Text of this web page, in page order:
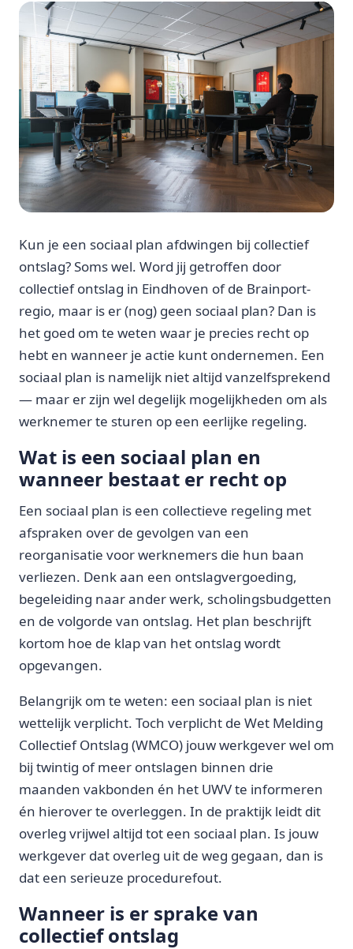
Kun je een sociaal plan afdwingen bij collectief
ontslag? Soms wel. Word jij getroffen door
collectief ontslag in Eindhoven of de Brainport-
regio, maar is er (nog) geen sociaal plan? Dan is
het goed om te weten waar je precies recht op
hebt en wanneer je actie kunt ondernemen. Een
sociaal plan is namelijk niet altijd vanzelfsprekend
— maar er zijn wel degelijk mogelijkheden om als
werknemer te sturen op een eerlijke regeling.
Wat is een sociaal plan en
wanneer bestaat er recht op
Een sociaal plan is een collectieve regeling met
afspraken over de gevolgen van een
reorganisatie voor werknemers die hun baan
verliezen. Denk aan een ontslagvergoeding,
begeleiding naar ander werk, scholingsbudgetten
en de volgorde van ontslag. Het plan beschrijft
kortom hoe de klap van het ontslag wordt
opgevangen.
Belangrijk om te weten: een sociaal plan is niet
wettelijk verplicht. Toch verplicht de Wet Melding
Collectief Ontslag (WMCO) jouw werkgever wel om
bij twintig of meer ontslagen binnen drie
maanden vakbonden én het UWV te informeren
én hierover te overleggen. In de praktijk leidt dit
overleg vrijwel altijd tot een sociaal plan. Is jouw
werkgever dat overleg uit de weg gegaan, dan is
dat een serieuze procedurefout.
Wanneer is er sprake van
collectief ontslag